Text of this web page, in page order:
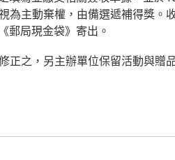
為主動棄權，由備選遞補得獎。
郵局現金袋》寄出。
正之，另主辦單位保留活動與贈